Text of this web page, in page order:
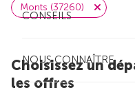
CONSEILS
NOUS CONNAÎTRE
Monts (37260)
Choisissez un
les offres